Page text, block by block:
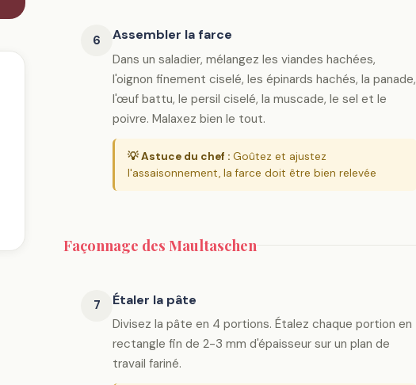
6 Assembler la farce
Dans un saladier, mélangez les viandes hachées,
l'oignon finement ciselé, les épinards hachés, la panade,
l'œuf battu, le persil ciselé, la muscade, le sel et le
poivre. Malaxez bien le tout.
💡 Astuce du chef : Goûtez et ajustez
l'assaisonnement, la farce doit être bien relevée
Façonnage des Maultaschen
7 Étaler la pâte
Divisez la pâte en 4 portions. Étalez chaque portion en
rectangle fin de 2-3 mm d'épaisseur sur un plan de
travail fariné.